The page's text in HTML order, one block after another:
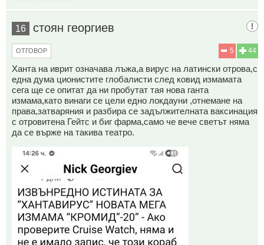
16 стоян георгиев
44
5
ОТГОВОР
Ханта на иврит означава лъжа,а вирус на латински отрова,с
една дума ционистите глобалисти след ковид измамата
сега ще се опитат да ни пробутат тая нова ганта
измама,като винаги се цели едно локдауни ,отнемане на
права,затваряния и разбира се задължителната ваксинация
с отровитена Гейтс и биг фарма,само че вече светът няма
да се върже на такива театро.